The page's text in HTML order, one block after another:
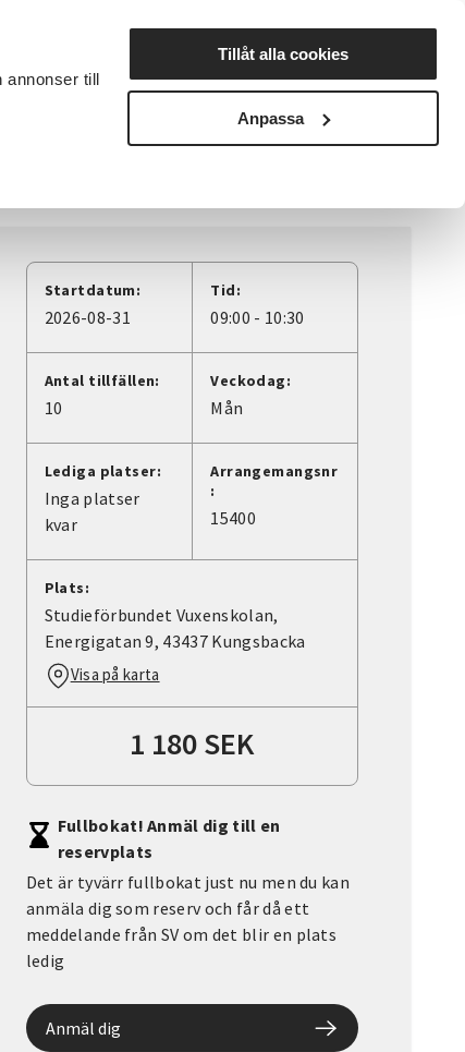
annonser till
Tillåt alla cookies
Anpassa
Nyheter Avdelningar
Startdatum:
2026-08-31
Tid:
09:00 - 10:30
Antal tillfällen:
10
Veckodag:
Mån
Lediga platser:
Inga platser
kvar
Arrangemangsnr
:
15400
Plats:
Studieförbundet Vuxenskolan,
Energigatan 9, 43437 Kungsbacka
Visa på karta
1 180 SEK
Fullbokat! Anmäl dig till en
reservplats
Det är tyvärr fullbokat just nu men du kan
anmäla dig som reserv och får då ett
meddelande från SV om det blir en plats
ledig
Anmäl dig